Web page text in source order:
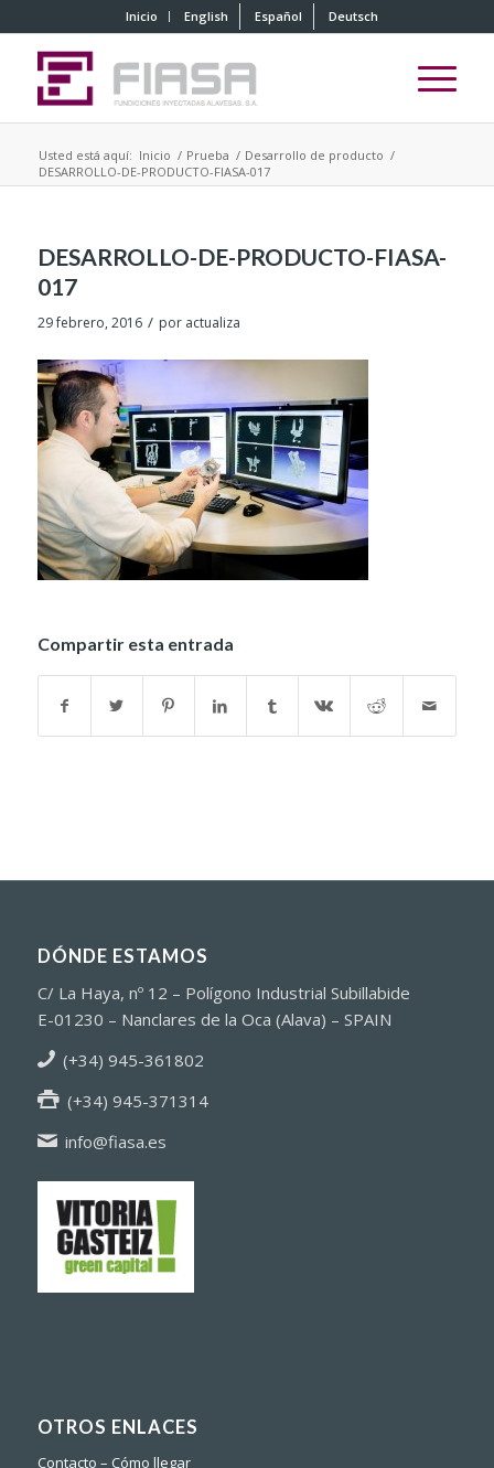
Inicio English Español Deutsch
Usted está aquí: Inicio / Prueba / Desarrollo de producto /
DESARROLLO-DE-PRODUCTO-FIASA-017
DESARROLLO-DE-PRODUCTO-FIASA-
017
29 febrero, 2016 / por actualiza
Compartir esta entrada
DÓNDE ESTAMOS
C/ La Haya, nº 12 – Polígono Industrial Subillabide
E-01230 – Nanclares de la Oca (Alava) – SPAIN
(+34) 945-361802
(+34) 945-371314
info@fiasa.es
OTROS ENLACES
Contacto – Cómo llegar